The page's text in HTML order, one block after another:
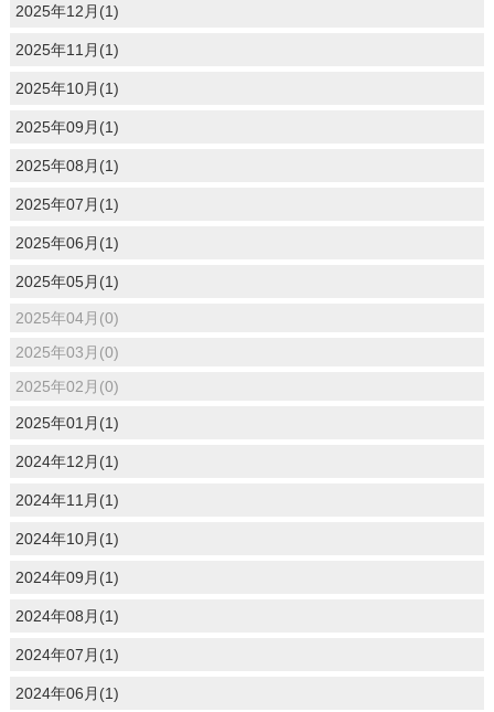
2025年12月(1)
2025年11月(1)
2025年10月(1)
2025年09月(1)
2025年08月(1)
2025年07月(1)
2025年06月(1)
2025年05月(1)
2025年04月(0)
2025年03月(0)
2025年02月(0)
2025年01月(1)
2024年12月(1)
2024年11月(1)
2024年10月(1)
2024年09月(1)
2024年08月(1)
2024年07月(1)
2024年06月(1)